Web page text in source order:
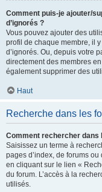
Comment puis-je ajouter/
d’ignorés ?
Vous pouvez ajouter des
profil de chaque membre, il
d’ignorés. Ou, depuis votre
directement des membres
également supprimer des
Haut
Recherche dans les
Comment rechercher dans
Saisissez un terme à
pages d’index, de forums
en cliquant sur le lien «
du forum. L’accès à la
utilisés.